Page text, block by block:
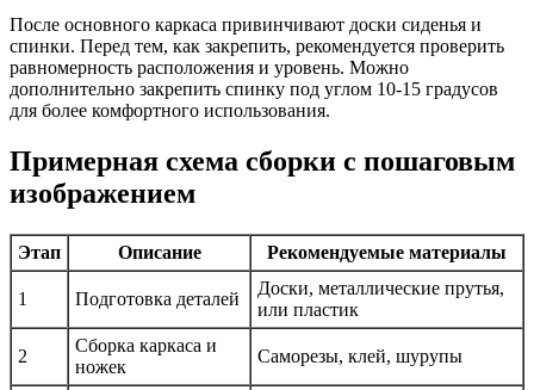
После основного каркаса привинчивают доски сиденья и
спинки. Перед тем, как закрепить, рекомендуется проверить
равномерность расположения и уровень. Можно
дополнительно закрепить спинку под углом 10-15 градусов
для более комфортного использования.
Примерная схема сборки с пошаговым
изображением
Этап Описание Рекомендуемые материалы
1 Подготовка деталей
Доски, металлические прутья,
или пластик
2
Сборка каркаса и
ножек
Саморезы, клей, шурупы